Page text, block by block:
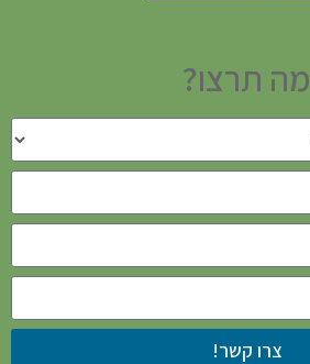
מה תרצו?
צרו קשר!